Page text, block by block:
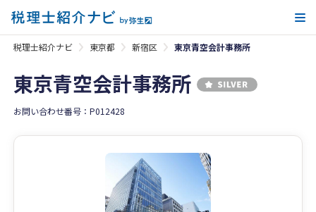
税理士紹介ナビ 東京都 新宿区 東京青空会計事務所
東京青空会計事務所
お問い合わせ番号：P012428